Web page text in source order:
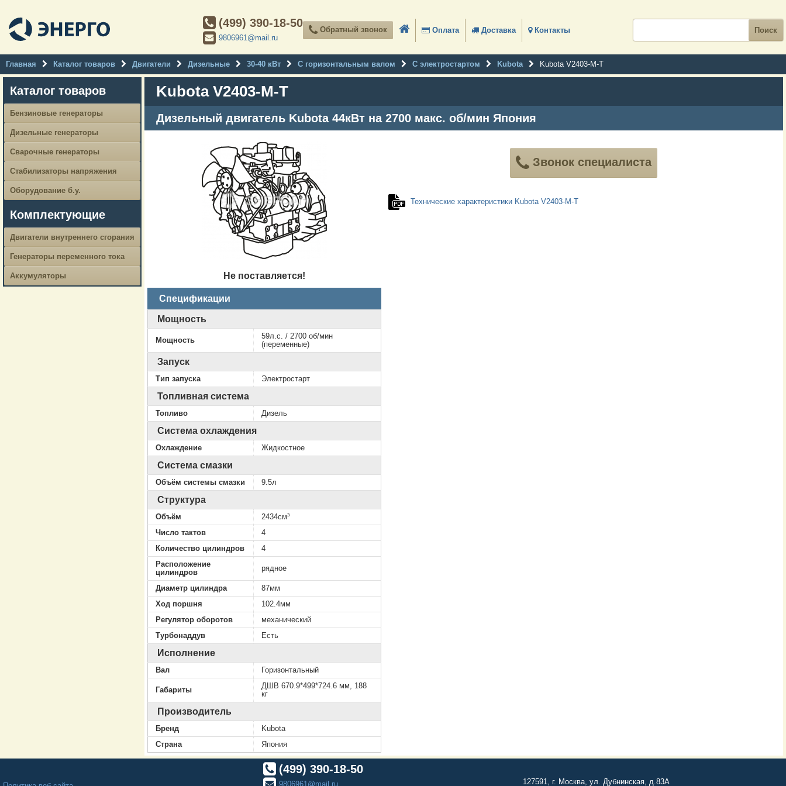
(499) 390-18-50
9806961@mail.ru
Обратный звонок Оплата Доставка Контакты
Главная Каталог товаров Двигатели Дизельные 30-40 кВт С горизонтальным валом С электростартом Kubota Kubota V2403-M-T
Каталог товаров
Бензиновые генераторы
Дизельные генераторы
Сварочные генераторы
Стабилизаторы напряжения
Оборудование б.у.
Комплектующие
Двигатели внутреннего сгорания
Генераторы переменного тока
Аккумуляторы
Kubota V2403-M-T
Дизельный двигатель Kubota 44кВт на 2700 макс. об/мин Япония
Не поставляется!
Спецификации
Мощность
Мощность
59л.с. / 2700 об/мин
(переменные)
Запуск
Тип запуска Электростарт
Топливная система
Топливо Дизель
Система охлаждения
Охлаждение Жидкостное
Система смазки
Объём системы смазки 9.5л
Структура
Объём
2434см³
Число тактов
4
Количество цилиндров
4
Расположение
цилиндров
рядное
Диаметр цилиндра
87мм
Ход поршня
102.4мм
Регулятор оборотов
механический
Турбонаддув
Есть
Исполнение
Вал Горизонтальный
Габариты
ДШВ 670.9*499*724.6 мм, 188
кг
Производитель
Бренд
Kubota
Страна
Япония
Звонок специалиста
Технические характеристики Kubota V2403-M-T
(499) 390-18-50
9806961@mail.ru
127591, г. Москва, ул. Дубнинская, д.83А